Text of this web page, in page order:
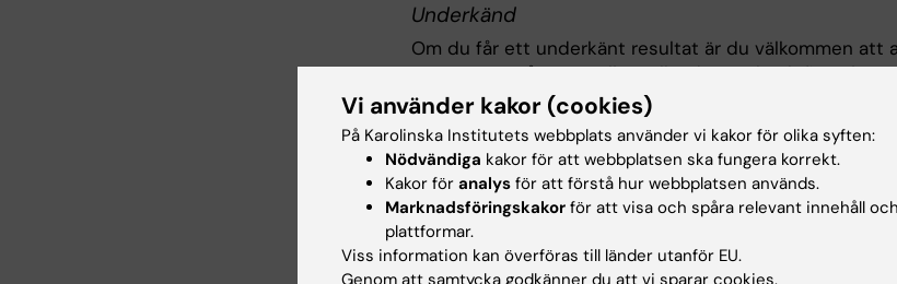
Underkänd
Om du får ett underkänt resultat är du välkommen att
eAT‑provet på nytt. Enligt gällande regelverk finns
för hur många gånger provet kan genomföras.
Statistik
Statistik för åren 2024-2026
Vi använder kakor (cookies)
På Karolinska Institutets webbplats använder vi kakor för olika syften:
Nödvändiga kakor för att webbplatsen ska fungera korrekt.
Kakor för analys för att förstå hur webbplatsen används.
Marknadsföringskakor för att visa och spåra relevant innehåll
plattformar.
Viss information kan överföras till länder utanför EU.
Genom att samtycka godkänner du att vi sparar cookies.